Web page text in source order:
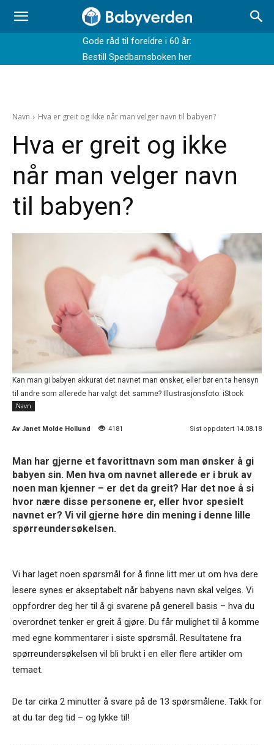
Gode råd til foreldre i 60 år:
Bestill Spedbarnsboken her
Navn Hva er greit og ikke når man velger navn til babyen?
Hva er greit og ikke
når man velger navn
til babyen?
Kan man gi babyen akkurat det navnet man ønsker, eller bør en ta hensyn
til andre som allerede har valgt det samme? Illustrasjonsfoto: iStock
Navn
Av Janet Molde Hollund 4181 Sist oppdatert 14.08.18
Man har gjerne et favorittnavn som man ønsker å gi
babyen sin. Men hva om navnet allerede er i bruk av
noen man kjenner – er det da greit? Har det noe å si
hvor nære disse personene er, eller hvor spesielt
navnet er? Vi vil gjerne høre din mening i denne lille
spørreundersøkelsen.
Vi har laget noen spørsmål for å finne litt mer ut om hva dere
lesere synes er akseptabelt når babyens navn skal velges. Vi
oppfordrer deg her til å gi svarene på generell basis – hva du
overordnet tenker er greit å gjøre. Du får mulighet til å komme
med egne kommentarer i siste spørsmål. Resultatene fra
spørreundersøkelsen vil bli brukt i en eller flere artikler om
temaet.
De tar cirka 2 minutter å svare på de 13 spørsmålene. Takk for
at du tar deg tid – og lykke til!